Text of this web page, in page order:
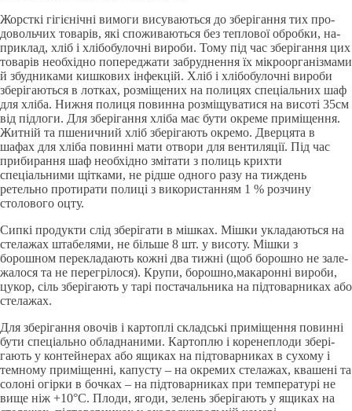
Жорсткi гігієнічні вимоги висуваються до зберiгання тих про­
довольчих товapiв, якi споживаються без теплової обробки, на­
приклад, хлiб i хлiбобулочнi вироби. Тому пiд час зберiгання цих
товapiв необхiдно попереджати забруднення їx мiкроорганiзмами
й збудниками кишкових iнфекцiй. Хлiб i хлiбобулочнi вироби
збе­рiгаються в лотках, розмiщених на полицях спецiальних шаф
для хлiба. Нижня полиця повинна розмiщуватися на висотi 35см
вiд пiдлоги. Для зберiгання хлiба має бути окреме примiщення.
Жит­нiй та пшеничний хлiб зберiгають окремо. Дверцята в
шафах для хлiба повиннi мати отвори для вентиляцiї. Пiд час
прибирання шаф необхiдно змiтати з полиць крихти
спецiальними щiтками, не рiдше одного разу на тиждень
ретельно протирати полицi з ви­користанням 1 % розчину
столового оцту.
Сипкi продукти слiд зберiгати в мiшках. Мiшки укладають­ся на
стелажах штабелями, не бiльше 8 шт. у висоту. Мiшки з
борошном перекладають кожнi два тижнi (щоб борошно не зале­
жалося та не перегрiлося). Крупи, борошно,макароннi вироби,
цукор, сiль зберiгають у тapi постачальника на пiдтоварниках або
стелажах.
Для зберiгання овочiв i картоплi складськi примiщення пови­ннi
бути спецiально обладнаними. Картоплю i коренеплоди зберi­
гають у контейнерах або ящиках на пiдтоварниках в сухому i
тем­ному примiщеннi, капусту – на окремих стелажах, квашенi та
со­лонi огiрки в бочках – на пiдтоварниках при температурi не
вище нiж +10°C. Плоди, ягоди, зелень зберiгають у ящиках на